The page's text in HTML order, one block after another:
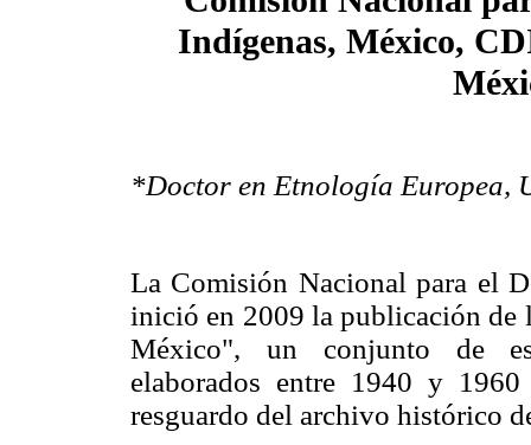
Indígenas, México,
*Doctor en Etnología Europea,
La Comisión Nacional para el
inició en 2009 la publicación de
México", un conjunto de
elaborados entre 1940 y
resguardo del archivo histórico